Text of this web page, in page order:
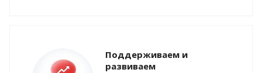
Поддерживаем и
развиваем